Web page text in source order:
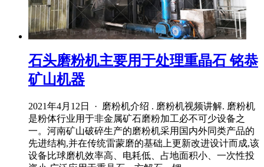
石头磨粉机主要用于处理重晶石 铭恭
矿山机器
2021年4月12日 · 磨粉机介绍 . 磨粉机视频讲解. 磨粉机
是粉体行业用于非金属矿石磨粉加工必不可少设备之
一。河南矿山破碎生产的磨粉机采用国内外同类产品的
先进结构,并在传统雷蒙磨的基础上更新改进设计而成,该
设备比球磨机效率高、电耗低、占地面积小、一次性投